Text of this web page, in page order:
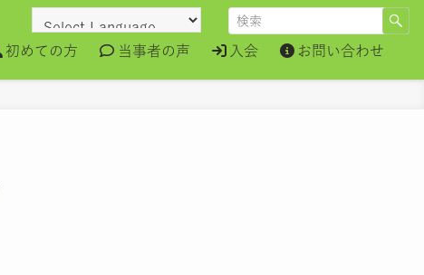
初めての方 当事者の声 入会 お問い合わせ